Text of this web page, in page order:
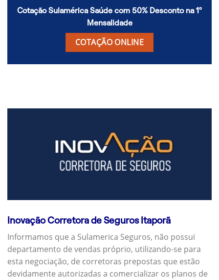
Cotação Sulamérica Saúde com 50% Desconto na 1º
Mensalidade
COTAÇÃO ONLINE
Inovação Corretora de Seguros Itaporã
Informamos que a Sulamerica Seguros, não possui
departamento de vendas próprio, utilizando-se para
esta negociação, de corretoras prepostas que estão
devidamente autorizadas a comercializar os planos de